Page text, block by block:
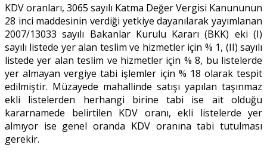
KDV oranları, 3065 sayılı Katma Değer Vergisi Kanununun
28 inci maddesinin verdiği yetkiye dayanılarak yayımlanan
2007/13033 sayılı Bakanlar Kurulu Kararı (BKK) eki (I)
sayılı listede yer alan teslim ve hizmetler için % 1, (II) sayılı
listede yer alan teslim ve hizmetler için % 8, bu listelerde
yer almayan vergiye tabi işlemler için % 18 olarak tespit
edilmiştir. Müzayede mahallinde satışı yapılan taşınmaz
ekli listelerden herhangi birine tabi ise ait olduğu
kararnamede belirtilen KDV oranı, ekli listelerde yer
almıyor ise genel oranda KDV oranına tabi tutulması
gerekir.